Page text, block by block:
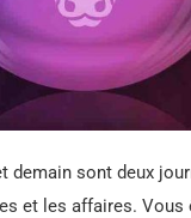
demain sont deux
et les affaires. Vous